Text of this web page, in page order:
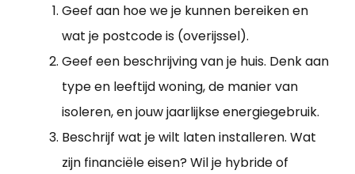
Geef aan hoe we je kunnen bereiken en
wat je postcode is (overijssel).
Geef een beschrijving van je huis. Denk aan
type en leeftijd woning, de manier van
isoleren, en jouw jaarlijkse energiegebruik.
Beschrijf wat je wilt laten installeren. Wat
zijn financiële eisen? Wil je hybride of